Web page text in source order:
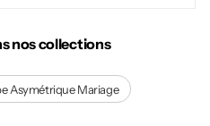
nos collections
Asymétrique Mariage